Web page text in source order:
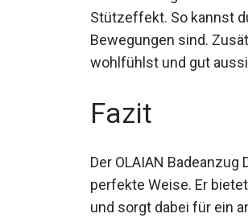
optimalen Stützeffekt.
deine Bewegungen
wohlfühlst und gut
Fazit
Der OLAIAN
perfekte Weise. Er
und sorgt dabei für ein